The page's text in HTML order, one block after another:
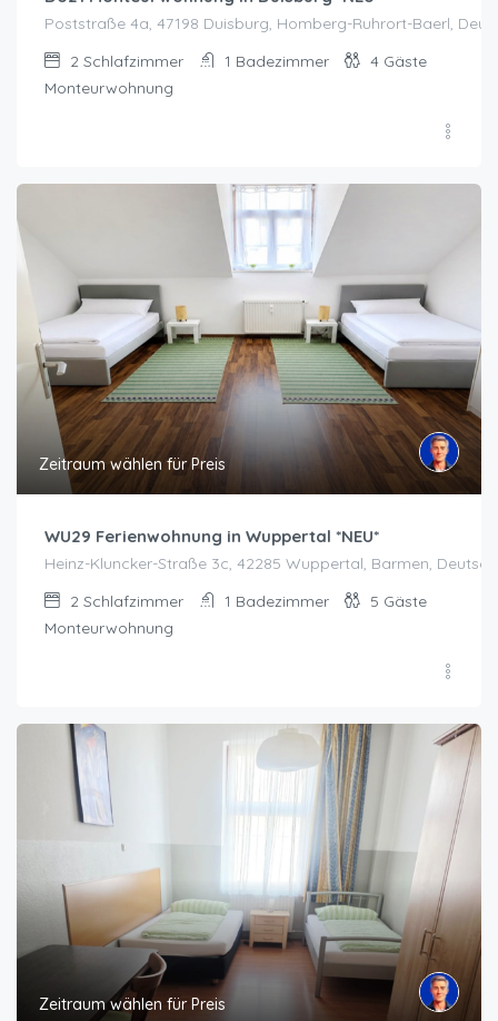
Poststraße 4a, 47198 Duisburg, Homberg-Ruhrort-Baerl,
2 Schlafzimmer 1 Badezimmer 4 Gäste
Monteurwohnung
Zeitraum wählen für Preis
WU29 Ferienwohnung in Wuppertal *NEU*
Heinz-Kluncker-Straße 3c, 42285 Wuppertal, Barmen,
2 Schlafzimmer 1 Badezimmer 5 Gäste
Monteurwohnung
Zeitraum wählen für Preis